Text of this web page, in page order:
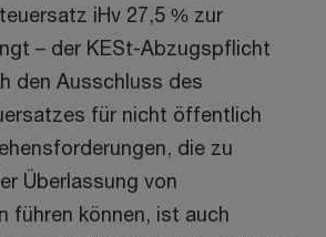
iHv 27,5 % zur
– der KESt-Abzugspflicht
den Ausschluss des
für nicht öffentlich
die zu
Überlassung von
führen können, ist auch